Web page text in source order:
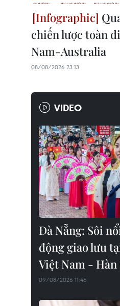
chiến lược toàn
Nam-Australia
08/08/2026 23:13
VIDEO
Đà Nẵng: Sôi
động giao lưu
Việt Nam - Hàn
09/08/2026 11:46